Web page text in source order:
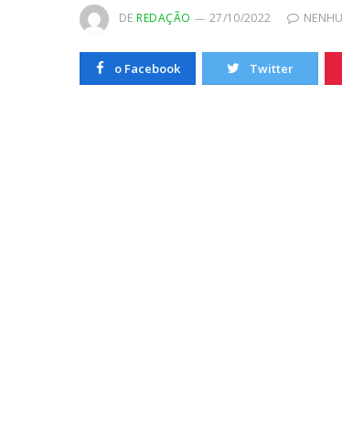
DE REDAÇÃO 27/10/2022
o Facebook Twitter
20/10/2022